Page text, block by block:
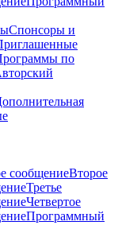
Спонсоры и
по
сообщениеВторое
Третье
Четвертое
Программный